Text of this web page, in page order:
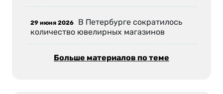
29 июня 2026 В Петербурге сократилось
количество ювелирных магазинов
Больше материалов по теме